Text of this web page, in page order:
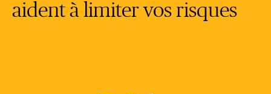
aident à limiter vos risques